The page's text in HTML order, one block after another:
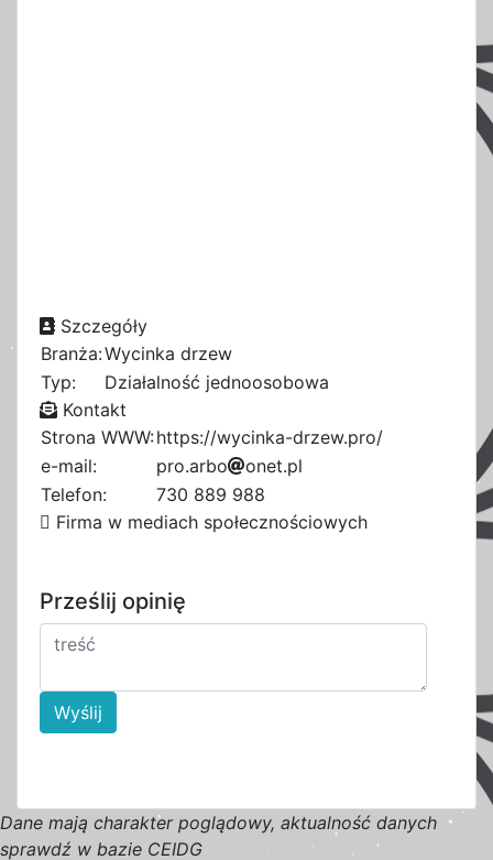
Szczegóły
Branża:Wycinka drzew
Typ:
Działalność jednoosobowa
Kontakt
Strona WWW:https://wycinka-drzew.pro/
e-mail:
pr7
od
f
.arb1
2
a
o on8
et.pl
Telefon:
730 889 988
Firma w mediach społecznościowych
Prześlij opinię
Wyślij
Dane mają charakter poglądowy, aktualność danych
sprawdź w bazie CEIDG